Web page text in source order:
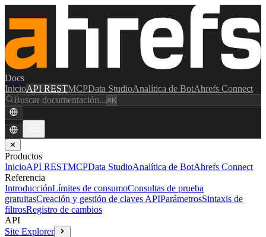
Docs
InicioAPI RESTMCPData StudioAnalítica de BotAhrefs Connect
Buscar documentación...⌘K
✕
Productos
InicioAPI RESTMCPData StudioAnalítica de BotAhrefs Connect
Referencia
IntroducciónLímites de consumoConsultas de prueba
gratuitasCreación y gestión de claves APIParámetrosSintaxis de
filtrosRegistro de cambios
API
Site Explorer